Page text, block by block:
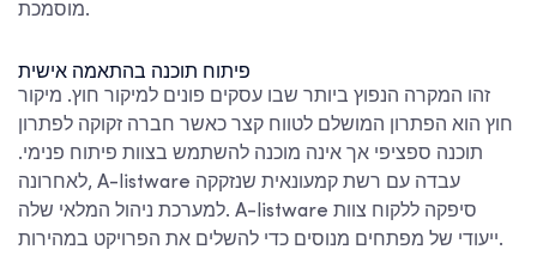
מוסמכת.
פיתוח תוכנה בהתאמה אישית
זהו המקרה הנפוץ ביותר שבו עסקים פונים למיקור חוץ. מיקור
חוץ הוא הפתרון המושלם לטווח קצר כאשר חברה זקוקה לפתרון
תוכנה ספציפי אך אינה מוכנה להשתמש בצוות פיתוח פנימי.
לאחרונה, A-listware עבדה עם רשת קמעונאית שנזקקה
למערכת ניהול המלאי שלה. A-listware סיפקה ללקוח צוות
ייעודי של מפתחים מנוסים כדי להשלים את הפרויקט במהירות.